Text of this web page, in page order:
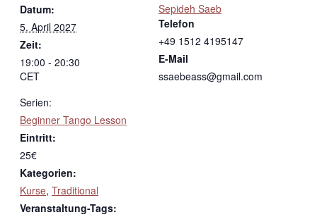
Datum:
5. April 2027
Zeit:
19:00 - 20:30
CET
Serien:
Beginner Tango Lesson
Eintritt:
25€
Kategorien:
Kurse, Traditional
Veranstaltung-Tags:
Sepideh Saeb
Telefon
+49 1512 4195147
E-Mail
ssaebeass@gmail.com